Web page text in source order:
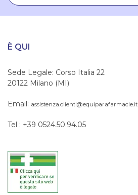
È QUI
Sede Legale: Corso Italia 22
20122 Milano (MI)
Email: assistenza.clienti@equiparafarmacie.it
Tel : +39 0524.50.94.05